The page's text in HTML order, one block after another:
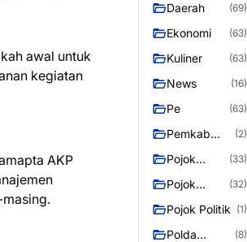
awal untuk
kegiatan
AKP
Daerah (69)
Ekonomi (63)
Kuliner (63)
News (16)
Pe (63)
Pemkab
Raya
(2)
Pojok
(33)
Pojok
(32)
Pojok Politik (1)
Polda
(8)